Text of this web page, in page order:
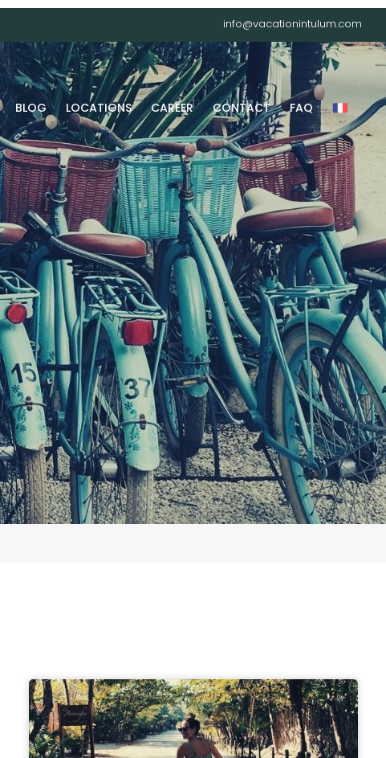
info@vacationintulum.com
BLOG LOCATIONS CAREER CONTACT FAQ